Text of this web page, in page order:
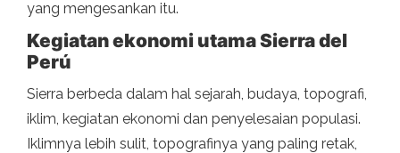
yang mengesankan itu.
Kegiatan ekonomi utama Sierra del
Perú
Sierra berbeda dalam hal sejarah, budaya, topografi,
iklim, kegiatan ekonomi dan penyelesaian populasi.
Iklimnya lebih sulit, topografinya yang paling retak,